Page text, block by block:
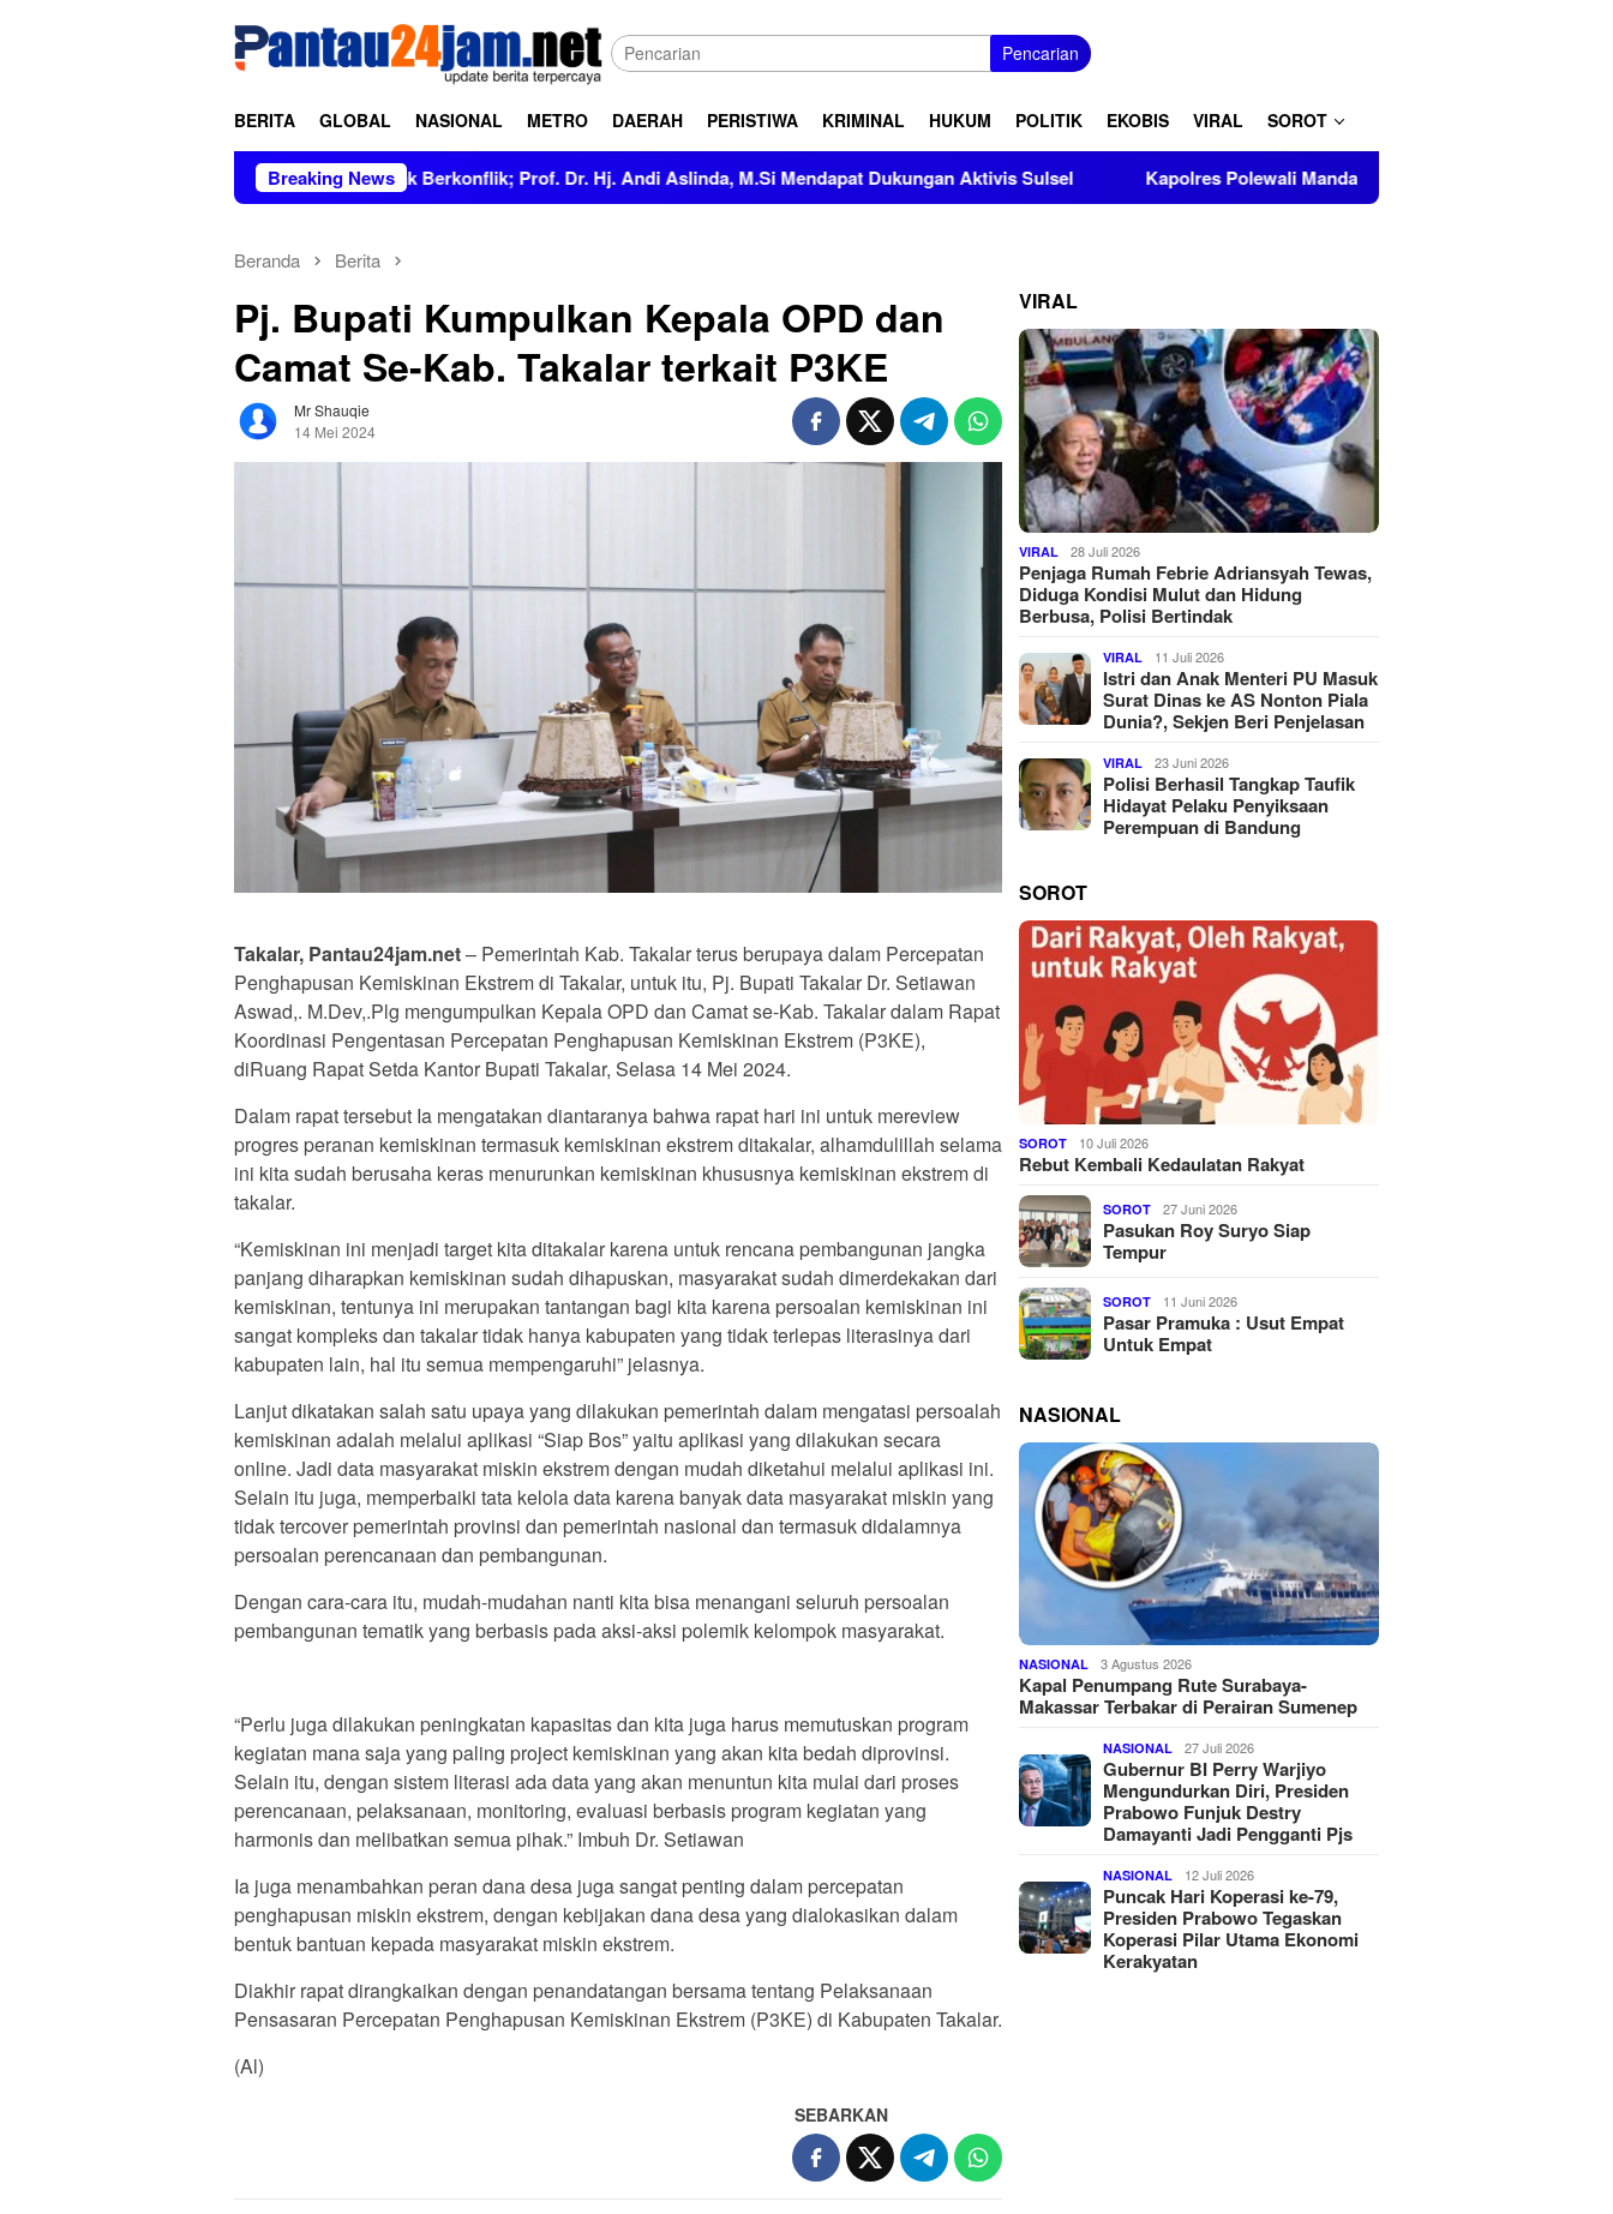
Pencarian
BERITA GLOBAL NASIONAL METRO DAERAH PERISTIWA KRIMINAL HUKUM POLITIK EKOBIS VIRAL SOROT
Breaking News
Dipimpin Figur Bersih dan Tidak Berkonflik; Prof. Dr. Hj. Andi Aslinda, M.Si Mendapat Dukungan Aktivis Sulsel Kapolres Polewali Mandar Turut Musnahkan Barang Bukti Perkara
Beranda Berita
Pj. Bupati Kumpulkan Kepala OPD dan
Camat Se-Kab. Takalar terkait P3KE
Mr Shauqie
14 Mei 2024
Takalar, Pantau24jam.net– Pemerintah Kab. Takalar terus berupaya dalam Percepatan
Penghapusan Kemiskinan Ekstrem di Takalar, untuk itu, Pj. Bupati Takalar Dr. Setiawan
Aswad,. M.Dev,.Plg mengumpulkan Kepala OPD dan Camat se-Kab. Takalar dalam Rapat
Koordinasi Pengentasan Percepatan Penghapusan Kemiskinan Ekstrem (P3KE),
diRuang Rapat Setda Kantor Bupati Takalar, Selasa 14 Mei 2024.
Dalam rapat tersebut Ia mengatakan diantaranya bahwa rapat hari ini untuk mereview
progres peranan kemiskinan termasuk kemiskinan ekstrem ditakalar, alhamdulillah selama
ini kita sudah berusaha keras menurunkan kemiskinan khususnya kemiskinan ekstrem di
takalar.
“Kemiskinan ini menjadi target kita ditakalar karena untuk rencana pembangunan jangka
panjang diharapkan kemiskinan sudah dihapuskan, masyarakat sudah dimerdekakan dari
kemiskinan, tentunya ini merupakan tantangan bagi kita karena persoalan kemiskinan ini
sangat kompleks dan takalar tidak hanya kabupaten yang tidak terlepas literasinya dari
kabupaten lain, hal itu semua mempengaruhi” jelasnya.
Lanjut dikatakan salah satu upaya yang dilakukan pemerintah dalam mengatasi persoalah
kemiskinan adalah melalui aplikasi “Siap Bos” yaitu aplikasi yang dilakukan secara
online. Jadi data masyarakat miskin ekstrem dengan mudah diketahui melalui aplikasi ini.
Selain itu juga, memperbaiki tata kelola data karena banyak data masyarakat miskin yang
tidak tercover pemerintah provinsi dan pemerintah nasional dan termasuk didalamnya
persoalan perencanaan dan pembangunan.
Dengan cara-cara itu, mudah-mudahan nanti kita bisa menangani seluruh persoalan
pembangunan tematik yang berbasis pada aksi-aksi polemik kelompok masyarakat.
“Perlu juga dilakukan peningkatan kapasitas dan kita juga harus memutuskan program
kegiatan mana saja yang paling project kemiskinan yang akan kita bedah diprovinsi.
Selain itu, dengan sistem literasi ada data yang akan menuntun kita mulai dari proses
perencanaan, pelaksanaan, monitoring, evaluasi berbasis program kegiatan yang
harmonis dan melibatkan semua pihak.” Imbuh Dr. Setiawan
Ia juga menambahkan peran dana desa juga sangat penting dalam percepatan
penghapusan miskin ekstrem, dengan kebijakan dana desa yang dialokasikan dalam
bentuk bantuan kepada masyarakat miskin ekstrem.
Diakhir rapat dirangkaikan dengan penandatangan bersama tentang Pelaksanaan
Pensasaran Percepatan Penghapusan Kemiskinan Ekstrem (P3KE) di Kabupaten Takalar.
(Al)
SEBARKAN
VIRAL
VIRAL 28 Juli 2026
Penjaga Rumah Febrie Adriansyah Tewas,
Diduga Kondisi Mulut dan Hidung
Berbusa, Polisi Bertindak
VIRAL 11 Juli 2026
Istri dan Anak Menteri PU Masuk
Surat Dinas ke AS Nonton Piala
Dunia?, Sekjen Beri Penjelasan
VIRAL 23 Juni 2026
Polisi Berhasil Tangkap Taufik
Hidayat Pelaku Penyiksaan
Perempuan di Bandung
SOROT
SOROT 10 Juli 2026
Rebut Kembali Kedaulatan Rakyat
SOROT 27 Juni 2026
Pasukan Roy Suryo Siap
Tempur
SOROT 11 Juni 2026
Pasar Pramuka : Usut Empat
Untuk Empat
NASIONAL
NASIONAL 3 Agustus 2026
Kapal Penumpang Rute Surabaya-
Makassar Terbakar di Perairan Sumenep
NASIONAL 27 Juli 2026
Gubernur BI Perry Warjiyo
Mengundurkan Diri, Presiden
Prabowo Funjuk Destry
Damayanti Jadi Pengganti Pjs
NASIONAL 12 Juli 2026
Puncak Hari Koperasi ke-79,
Presiden Prabowo Tegaskan
Koperasi Pilar Utama Ekonomi
Kerakyatan